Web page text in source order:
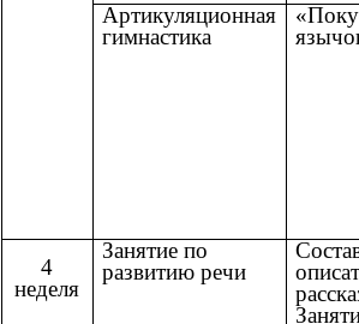
Артикуляционная
гимнастика
4
неделя
Занятие по
развитию речи